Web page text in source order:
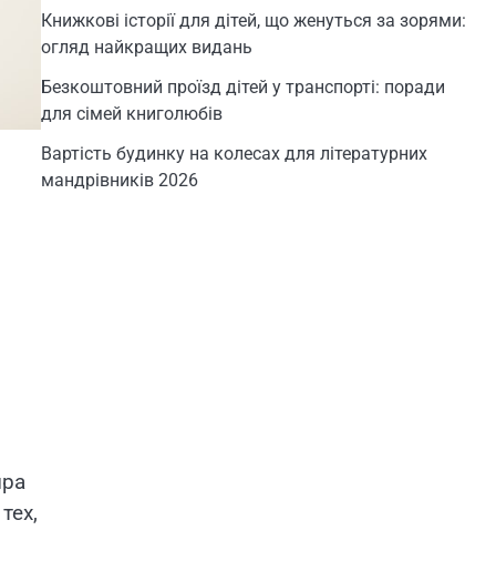
Книжкові історії для дітей, що женуться за зорями:
огляд найкращих видань
Безкоштовний проїзд дітей у транспорті: поради
для сімей книголюбів
Вартість будинку на колесах для літературних
мандрівників 2026